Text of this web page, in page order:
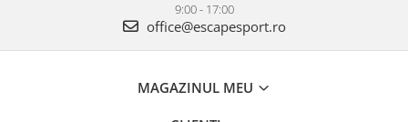
9:00 - 17:00
office@escapesport.ro
MAGAZINUL MEU